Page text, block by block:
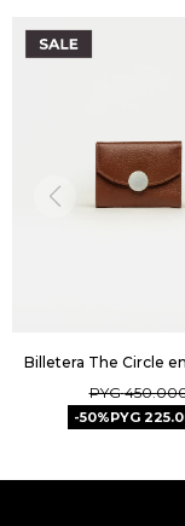
PYG
50 PYG